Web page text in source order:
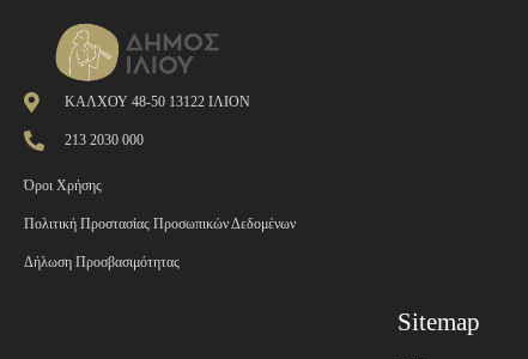
ΚΑΛΧΟΥ 48-50 13122 ΙΛΙΟΝ
213 2030 000
Όροι Χρήσης
Πολιτική Προστασίας Προσωπικών Δεδομένων
Δήλωση Προσβασιμότητας
Sitemap